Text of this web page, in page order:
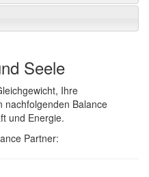
Seele
Ihre
nachfolgenden Balance
und Energie.
Partner: